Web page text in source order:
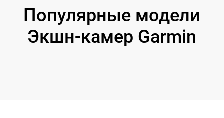
Популярные модели
Экшн-камер Garmin